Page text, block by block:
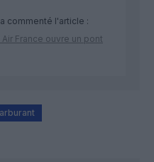
commenté l'article :
Air France ouvre un pont